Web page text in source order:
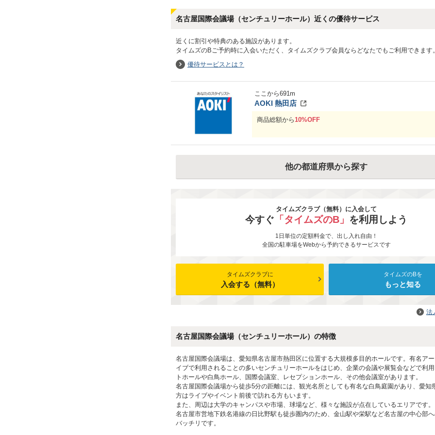
名古屋国際会議場（センチュリーホール）近くの優待サービス
近くに割引や特典のある施設があります。
タイムズのBご予約時に入会いただく、タイムズクラブ会員ならどなたでもご利用できます
優待サービスとは？
ここから691m
AOKI 熱田店
商品総額から10%OFF
他の都道府県から探す
タイムズクラブ（無料）に入会して
今すぐ 「タイムズのB」 を利用しよう
1日単位の定額料金で、出し入れ自由！
全国の駐車場をWebから予約できるサービスです
タイムズクラブに
入会する（無料）
タイムズのBを
もっと知る
法
名古屋国際会議場（センチュリーホール）の特徴
名古屋国際会議場は、愛知県名古屋市熱田区に位置する大規模多目的ホールです。有名ア
イブで利用されることの多いセンチュリーホールをはじめ、企業の会議や展覧会などで利
トホールや白鳥ホール、国際会議室、レセプションホール、その他会議室があります。
名古屋国際会議場から徒歩5分の距離には、観光名所としても有名な白鳥庭園があり、愛知
方はライブやイベント前後で訪れる方もいます。
また、周辺は大学のキャンパスや市場、球場など、様々な施設が点在しているエリアです。
名古屋市営地下鉄名港線の日比野駅も徒歩圏内のため、金山駅や栄駅など名古屋の中心部
バッチリです。